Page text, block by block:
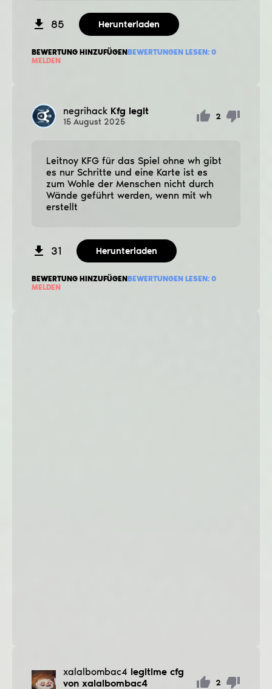
85 Herunterladen
BEWERTUNG HINZUFÜGENBEWERTUNGEN LESEN: 0
MELDEN
negrihack Kfg legit
15 August 2025
2
Leitnoy KFG für das Spiel ohne wh gibt
es nur Schritte und eine Karte ist es
zum Wohle der Menschen nicht durch
Wände geführt werden, wenn mit wh
erstellt
31 Herunterladen
BEWERTUNG HINZUFÜGENBEWERTUNGEN LESEN: 0
MELDEN
xalalbombac4 legitime cfg
von xalalbombac4
2